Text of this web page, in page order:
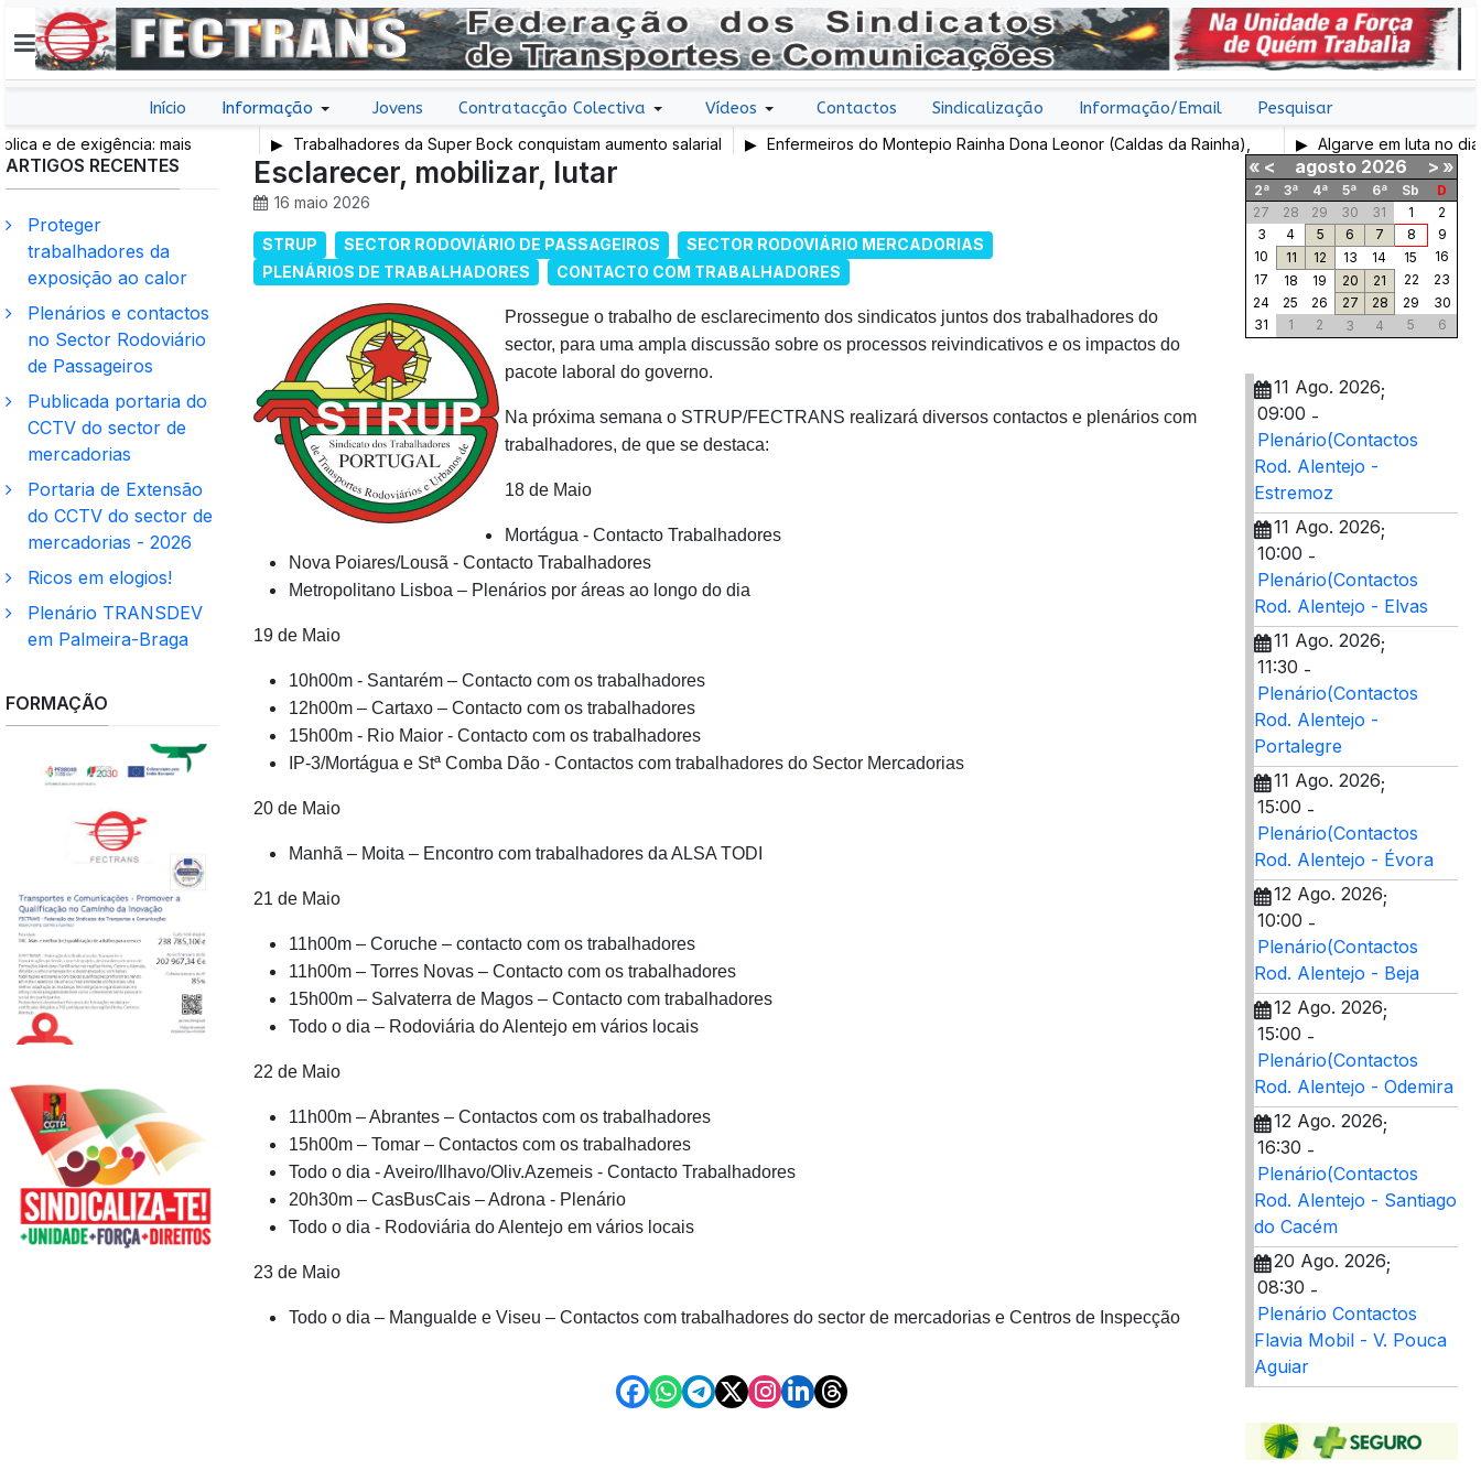
Início Informação Jovens Contratacção Colectiva Vídeos Contactos Sindicalização Informação/Email Pesquisar
e de exigência: mais
e mais SNS
Trabalhadores da Super Bock conquistam aumento salarial
Enfermeiros do Montepio Rainha Dona Leonor (Caldas da Rainha),
Algarve em luta no dia 7
Esclarecer, mobilizar, lutar
16 maio 2026
STRUP SECTOR RODOVIÁRIO DE PASSAGEIROS
SECTOR RODOVIÁRIO MERCADORIAS
PLENÁRIOS DE TRABALHADORES
CONTACTO COM TRABALHADORES
Prossegue o trabalho de esclarecimento dos sindicatos juntos dos trabalhadores do
sector, para uma ampla discussão sobre os processos reivindicativos e os impactos do
pacote laboral do governo.
Na próxima semana o STRUP/FECTRANS realizará diversos contactos e plenários com
trabalhadores, de que se destaca:
18 de Maio
Mortágua - Contacto Trabalhadores
Nova Poiares/Lousã - Contacto Trabalhadores
Metropolitano Lisboa – Plenários por áreas ao longo do dia
19 de Maio
10h00m - Santarém – Contacto com os trabalhadores
12h00m – Cartaxo – Contacto com os trabalhadores
15h00m - Rio Maior - Contacto com os trabalhadores
IP-3/Mortágua e Stª Comba Dão - Contactos com trabalhadores do Sector Mercadorias
20 de Maio
Manhã – Moita – Encontro com trabalhadores da ALSA TODI
21 de Maio
11h00m – Coruche – contacto com os trabalhadores
11h00m – Torres Novas – Contacto com os trabalhadores
15h00m – Salvaterra de Magos – Contacto com trabalhadores
Todo o dia – Rodoviária do Alentejo em vários locais
22 de Maio
11h00m – Abrantes – Contactos com os trabalhadores
15h00m – Tomar – Contactos com os trabalhadores
Todo o dia - Aveiro/Ilhavo/Oliv.Azemeis - Contacto Trabalhadores
20h30m – CasBusCais – Adrona - Plenário
Todo o dia - Rodoviária do Alentejo em vários locais
23 de Maio
Todo o dia – Mangualde e Viseu – Contactos com trabalhadores do sector de mercadorias e Centros de Inspecção
ARTIGOS RECENTES
Proteger
trabalhadores da
exposição ao calor
Plenários e contactos
no Sector Rodoviário
de Passageiros
Publicada portaria do
CCTV do sector de
mercadorias
Portaria de Extensão
do CCTV do sector de
mercadorias - 2026
Ricos em elogios!
Plenário TRANSDEV
em Palmeira-Braga
FORMAÇÃO
« < agosto 2026 > »
2ª 3ª 4ª 5ª 6ª Sb
D
27
28 29 30 31 1
2
3
4 5 6 7 8
9
10
11 12 13 14 15
16
17
18 19 20 21 22
23
24
25 26 27 28 29
30
31
1 2 3 4 5 6
11 Ago. 2026;
09:00 -
Plenário(Contactos
Rod. Alentejo -
Estremoz
11 Ago. 2026;
10:00 -
Plenário(Contactos
Rod. Alentejo - Elvas
11 Ago. 2026;
11:30 -
Plenário(Contactos
Rod. Alentejo -
Portalegre
11 Ago. 2026;
15:00 -
Plenário(Contactos
Rod. Alentejo - Évora
12 Ago. 2026;
10:00 -
Plenário(Contactos
Rod. Alentejo - Beja
12 Ago. 2026;
15:00 -
Plenário(Contactos
Rod. Alentejo - Odemira
12 Ago. 2026;
16:30 -
Plenário(Contactos
Rod. Alentejo - Santiago
do Cacém
20 Ago. 2026;
08:30 -
Plenário Contactos
Flavia Mobil - V. Pouca
Aguiar